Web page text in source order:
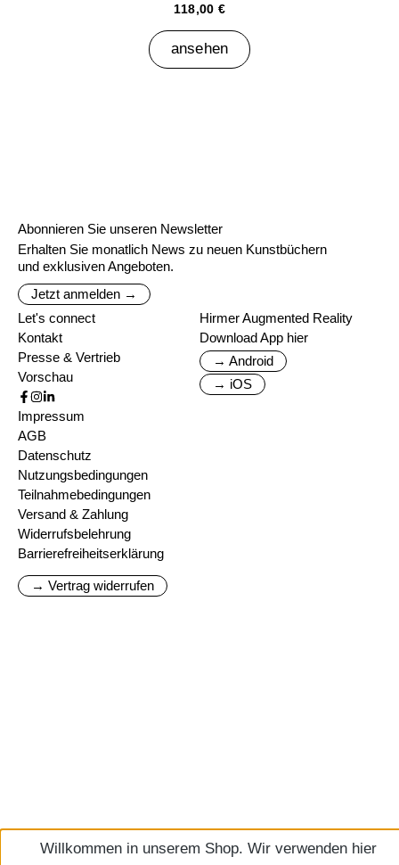
118,00 €
ansehen
Abonnieren Sie unseren Newsletter
Erhalten Sie monatlich News zu neuen Kunstbüchern
und exklusiven Angeboten.
Jetzt anmelden →
Let's connect
Kontakt
Presse & Vertrieb
Vorschau
Hirmer Augmented Reality
Download App hier
→ Android
→ iOS
Impressum
AGB
Datenschutz
Nutzungsbedingungen
Teilnahmebedingungen
Versand & Zahlung
Widerrufsbelehrung
Barrierefreiheitserklärung
→ Vertrag widerrufen
Willkommen in unserem Shop. Wir verwenden hier